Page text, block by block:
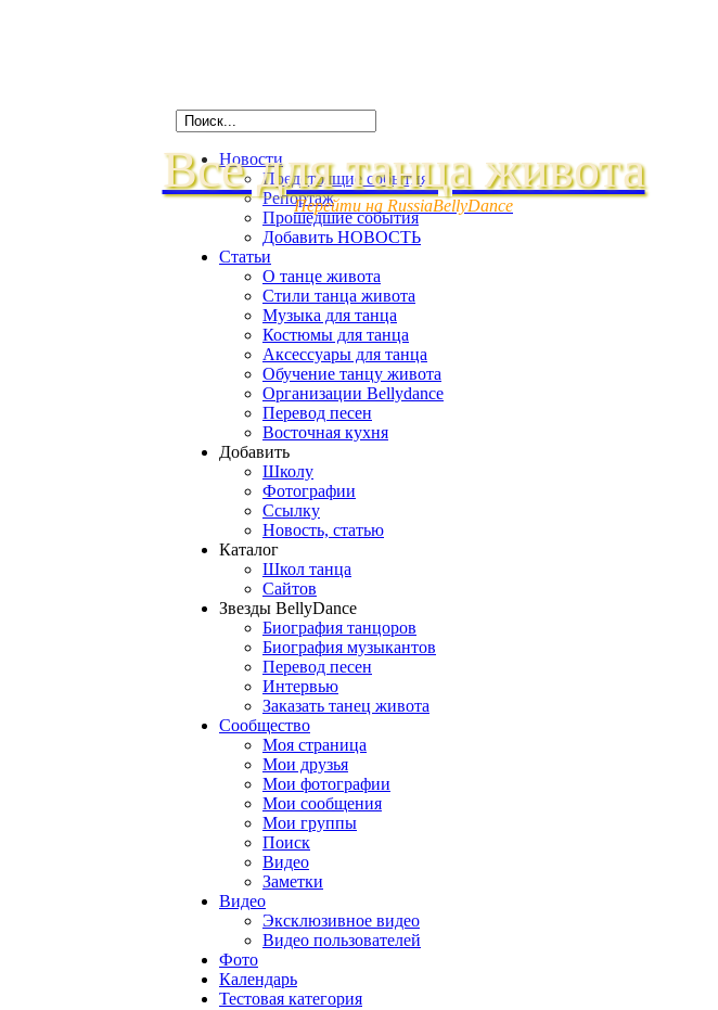
Все для танца живота
Перейти на RussiaBellyDance
Новости
Предстоящие события
Репортаж
Прошедшие события
Добавить НОВОСТЬ
Статьи
О танце живота
Стили танца живота
Музыка для танца
Костюмы для танца
Аксессуары для танца
Обучение танцу живота
Организации Bellydance
Перевод песен
Восточная кухня
Добавить
Школу
Фотографии
Ссылку
Новость, статью
Каталог
Школ танца
Сайтов
Звезды BellyDance
Биография танцоров
Биография музыкантов
Перевод песен
Интервью
Заказать танец живота
Сообщество
Моя страница
Мои друзья
Мои фотографии
Мои сообщения
Мои группы
Поиск
Видео
Заметки
Видео
Эксклюзивное видео
Видео пользователей
Фото
Календарь
Тестовая категория